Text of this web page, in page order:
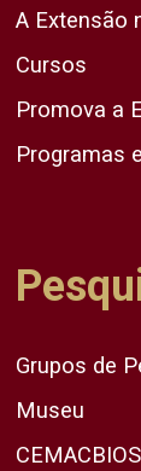
A Extensão
Cursos
Promova a
Programas
Grupos de
Museu